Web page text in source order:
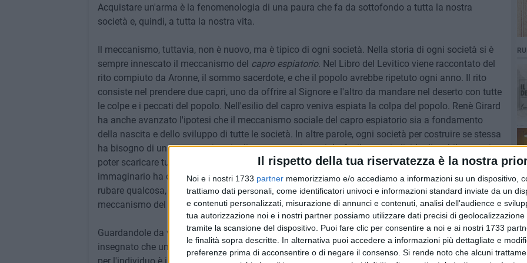
Il rispetto della tua riservatezza è la nostra
Noi e i nostri 1733 partner memorizziamo e/o accediamo a informazioni su un dispositivo,
trattiamo dati personali, come identificatori univoci e informazioni standard inviate da un
e contenuti personalizzati, misurazione di annunci e contenuti, analisi dell'audience e
tua autorizzazione noi e i nostri partner possiamo utilizzare dati precisi di
tramite la scansione del dispositivo. Puoi fare clic per consentire a noi e ai nostri 1733
le finalità sopra descritte. In alternativa puoi accedere a informazioni più dettagliate e
preferenze prima di acconsentire o di negare il consenso. Si rende noto che alcuni
Acquistare un'arma è la fenomenologia di una paura che fa da sottofondo a tutta la nostra
società e, quindi, a tutta la nostra vita.
Il meccanismo, tuttavia, non è nuovo, ma è tipico di ogni società. Nella storia di ogni società si è
sempre innescato il meccanismo del capro espiatorio. Nel Libro del Levitico viene raccontato del
rito compiuto da Aronne, il sommo sacerdote, e che il popolo avrebbe ripetuto ogni anno. Il rito
consiste nel prendere due capri, uno da offrire al Signore e l'altro da mandare nel deserto con tutte
le colpe e i peccati del popolo. Nell'esilio del capro veniva espiata la colpa del popolo. Renè Girard
ha anche avanzato l'ipotesi che il meccanismo sociale del capro espiatorio sia a fondamento
della nascita e dello sviluppo di tutte le società. In altre parole, ogni società per costruire se stessa
ha bisogno di uncapro espiatorio, di una categoria sociale, facilmente individualizzabile, su cui
poter scaricare tutte le colpe. Il classico capro espiatorio, oggi, sono i migranti, di cui il nostro
immaginario ha chiara la percezione come coloro che scendono da un barcone, che vengono a
rubare qualcosa, che bisogna, in qualche modo, neutralizzare. Ma, oltre ai migranti, al
meccanismo del capro espiatorio è legato anche il porto d'armi.
Guardandole da vicino, le armi sono anzitutto strumenti. Ora, la tradizione filosofica ci ha
insegnato che uno strumento, di per sé, è neutrale. Ciò che rende uno strumento utile o dannoso
per l'individuo è il suo utilizzo più che la sua essenza. Tuttavia, questa tradizione non funziona